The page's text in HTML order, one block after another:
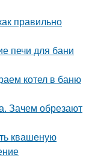
правильно
печи для бани
котел в баню
Зачем обрезают
квашеную